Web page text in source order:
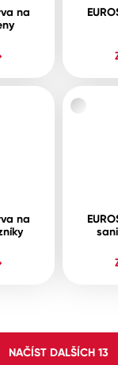
na
na
NAČÍST DALŠÍCH 13